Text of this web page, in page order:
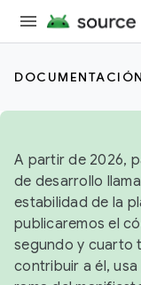
DOCUMENTACIÓN
A partir de 2026,
de desarrollo
estabilidad de la
publicaremos el
segundo y cuarto
contribuir a él, usa